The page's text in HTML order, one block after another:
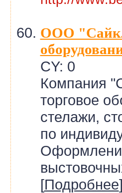
ООО
CY: 0
Компания
торговое
стелажи,
по
[Подробнее